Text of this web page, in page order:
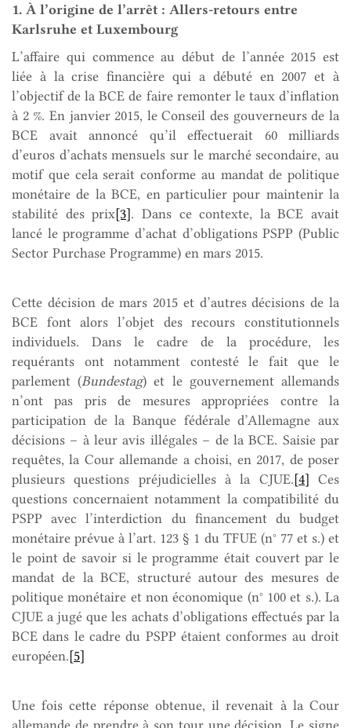
1. À l’origine de l’arrêt : Allers-retours entre
Karlsruhe et Luxembourg
L’affaire qui commence au début de l’année 2015 est
liée à la crise financière qui a débuté en 2007 et à
l’objectif de la BCE de faire remonter le taux d’inflation
à 2 %. En janvier 2015, le Conseil des gouverneurs de la
BCE avait annoncé qu’il effectuerait 60 milliards
d’euros d’achats mensuels sur le marché secondaire, au
motif que cela serait conforme au mandat de politique
monétaire de la BCE, en particulier pour maintenir la
stabilité des prix[3]. Dans ce contexte, la BCE avait
lancé le programme d’achat d’obligations PSPP (Public
Sector Purchase Programme) en mars 2015.
Cette décision de mars 2015 et d’autres décisions de la
BCE font alors l’objet des recours constitutionnels
individuels. Dans le cadre de la procédure, les
requérants ont notamment contesté le fait que le
parlement (Bundestag) et le gouvernement allemands
n’ont pas pris de mesures appropriées contre la
participation de la Banque fédérale d’Allemagne aux
décisions – à leur avis illégales – de la BCE. Saisie par
requêtes, la Cour allemande a choisi, en 2017, de poser
plusieurs questions préjudicielles à la CJUE.[4] Ces
questions concernaient notamment la compatibilité du
PSPP avec l’interdiction du financement du budget
monétaire prévue à l’art. 123 § 1 du TFUE (n° 77 et s.) et
le point de savoir si le programme était couvert par le
mandat de la BCE, structuré autour des mesures de
politique monétaire et non économique (n° 100 et s.). La
CJUE a jugé que les achats d’obligations effectués par la
BCE dans le cadre du PSPP étaient conformes au droit
européen.[5]
Une fois cette réponse obtenue, il revenait à la Cour
allemande de prendre à son tour une décision. Le signe